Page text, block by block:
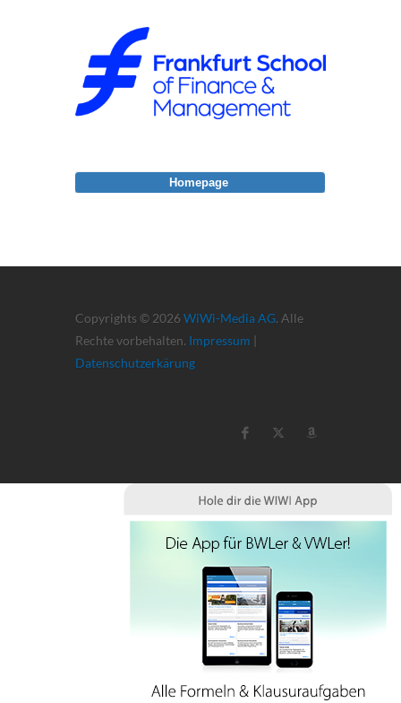
Copyrights © 2026 WiWi-Media AG. Alle
Rechte vorbehalten. Impressum |
Datenschutzerkärung
Homepage